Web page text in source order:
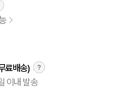
료배송)
이내 발송